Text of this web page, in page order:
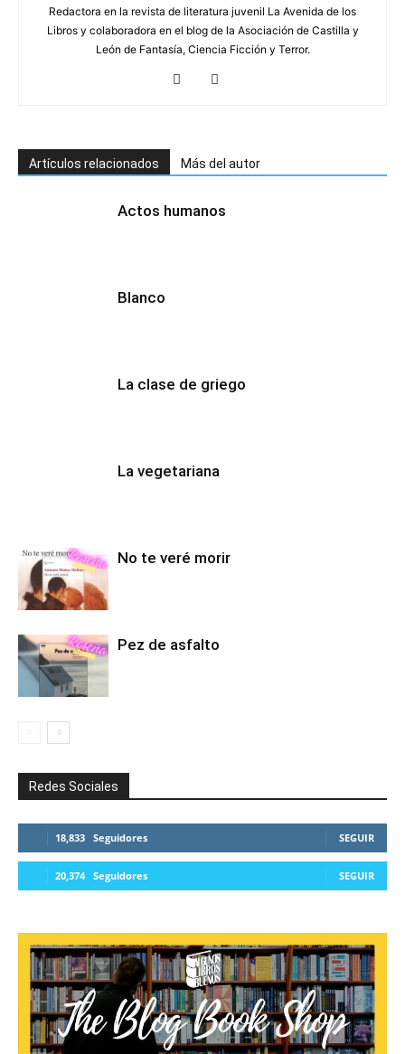
Redactora en la revista de literatura juvenil La Avenida de los
Libros y colaboradora en el blog de la Asociación de Castilla y
León de Fantasía, Ciencia Ficción y Terror.
Artículos relacionados Más del autor
Actos humanos
Blanco
La clase de griego
La vegetariana
No te veré morir
Pez de asfalto
Redes Sociales
18,833 Seguidores SEGUIR
20,374 Seguidores SEGUIR